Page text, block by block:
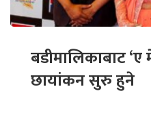
बडीमालिकाबाट
छायांकन सुरु हुने